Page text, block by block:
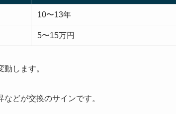
10〜13年
5〜15万円
します。
どが交換のサインです。